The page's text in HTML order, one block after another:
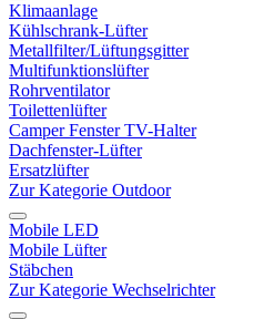
Klimaanlage
Kühlschrank-Lüfter
Metallfilter/Lüftungsgitter
Multifunktionslüfter
Rohrventilator
Toilettenlüfter
Camper Fenster TV-Halter
Dachfenster-Lüfter
Ersatzlüfter
Zur Kategorie Outdoor
Mobile LED
Mobile Lüfter
Stäbchen
Zur Kategorie Wechselrichter